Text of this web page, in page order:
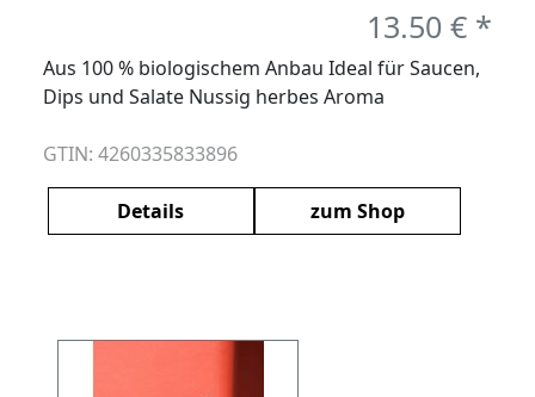
13.50 € *
Aus 100 % biologischem Anbau Ideal für Saucen,
Dips und Salate Nussig herbes Aroma
GTIN: 4260335833896
Details zum Shop